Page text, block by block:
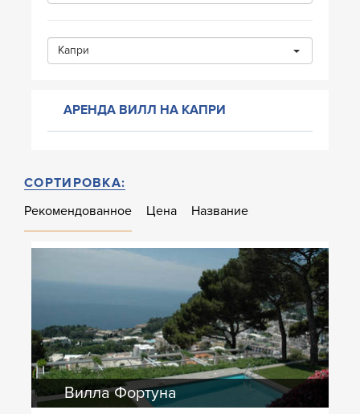
Капри
АРЕНДА ВИЛЛ НА КАПРИ
СОРТИРОВКА:
Рекомендованное
Цена Название
Вилла Фортуна